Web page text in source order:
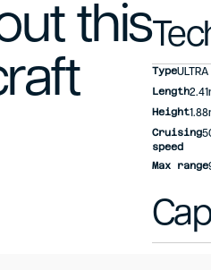
this
TypeULTRA
Length
Height
Cruising
speed
Max range